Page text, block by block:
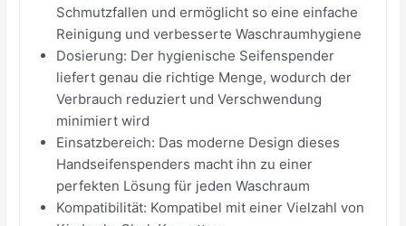
Schmutzfallen und ermöglicht so eine einfache
Reinigung und verbesserte Waschraumhygiene
Dosierung: Der hygienische Seifenspender
liefert genau die richtige Menge, wodurch der
Verbrauch reduziert und Verschwendung
minimiert wird
Einsatzbereich: Das moderne Design dieses
Handseifenspenders macht ihn zu einer
perfekten Lösung für jeden Waschraum
Kompatibilität: Kompatibel mit einer Vielzahl von